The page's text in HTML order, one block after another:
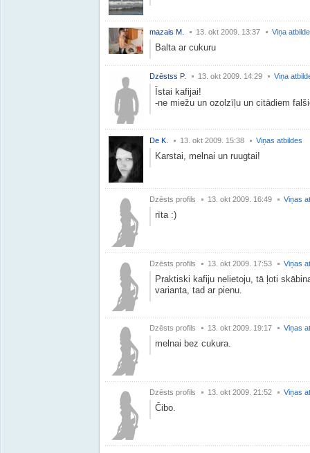
mazais M. 13. okt 2009. 13:37 Viņa
Balta ar cukuru
Dzēstss P. 13. okt 2009. 14:29 Viņa
Īstai kafijai!
-ne miežu un ozolzīļu un citādiem
De K. 13. okt 2009. 15:38 Viņas atbildes
Karstai, melnai un ruugtai!
Dzēsts profils 13. okt 2009. 16:49 Viņas
rīta :)
Dzēsts profils 13. okt 2009. 17:53 Viņas
Praktiski kafiju nelietoju, tā ļoti
varianta, tad ar pienu.
Dzēsts profils 13. okt 2009. 19:17 Viņas
melnai bez cukura.
Dzēsts profils 13. okt 2009. 21:52 Viņas
Čibo.